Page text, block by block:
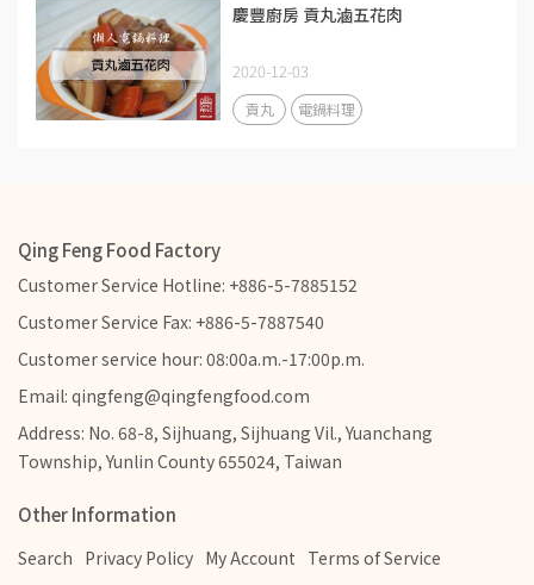
慶豐廚房 貢丸滷五花肉
2020-12-03
貢丸 電鍋料理
Qing Feng Food Factory
Customer Service Hotline: +886-5-7885152
Customer Service Fax: +886-5-7887540
Customer service hour: 08:00a.m.-17:00p.m.
Email: qingfeng@qingfengfood.com
Address: No. 68-8, Sijhuang, Sijhuang Vil., Yuanchang
Township, Yunlin County 655024, Taiwan
Other Information
Search Privacy Policy My Account Terms of Service